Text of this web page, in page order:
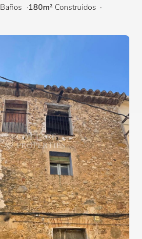
Baños 180m² Construidos